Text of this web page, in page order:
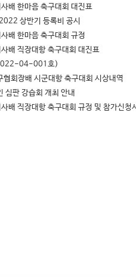
배 한마음 축구대회 대진표
상반기 등록비 공시
배 한마음 축구대회 규정
배 직장대항 축구대회 대진표
04-001호)
협회장배 시군대항 축구대회 시상내역
심판 강습회 개최 안내
배 직장대항 축구대회 규정 및 참가신청